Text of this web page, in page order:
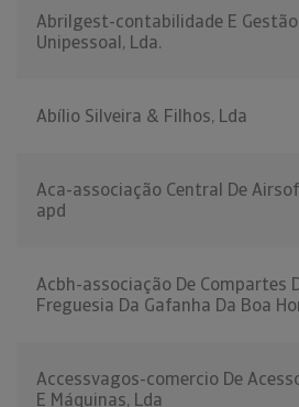
Abrilgest-contabilidade E Gestão,
Unipessoal, Lda.
Abílio Silveira & Filhos, Lda
Aca-associação Central De
apd
Acbh-associação De Compartes
Freguesia Da Gafanha Da Boa
Accessvagos-comercio De
E Máquinas, Lda